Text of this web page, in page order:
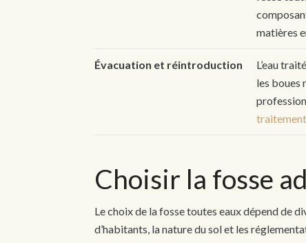
matières
Évacuation et réintroduction
L’eau
les boues
traitement
Choisir la fosse
Le choix de la fosse toutes eaux dépend de
d’habitants, la nature du sol et les